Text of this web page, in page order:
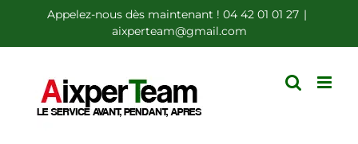
au
contenu
Appelez-nous dès maintenant ! 04 42 01 01 27 |
aixperteam@gmail.com